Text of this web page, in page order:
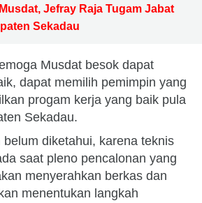
Jefray Raja Tugam Jabat
Sekadau
Musdat besok dapat
dapat memilih pemimpin yang
progam kerja yang baik pula
Sekadau.
diketahui, karena teknis
saat pleno pencalonan yang
menyerahkan berkas dan
menentukan langkah